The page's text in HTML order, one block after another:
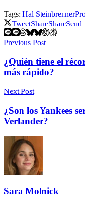
Tags: Hal Steinbrenner
TweetShareShareSend
Previous Post
¿Quién tiene el
más rápido?
Next Post
¿Son los Yankees
Verlander?
Sara Molnick